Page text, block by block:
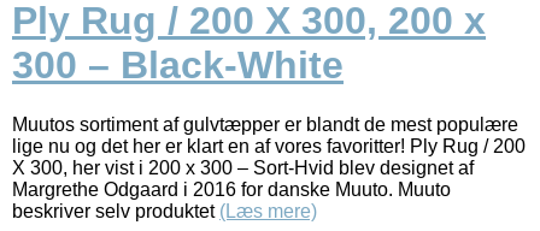
Ply Rug / 200 X 300, 200 x
300 – Black-White
Muutos sortiment af gulvtæpper er blandt de mest populære
lige nu og det her er klart en af vores favoritter! Ply Rug / 200
X 300, her vist i 200 x 300 – Sort-Hvid blev designet af
Margrethe Odgaard i 2016 for danske Muuto. Muuto
beskriver selv produktet (Læs mere)